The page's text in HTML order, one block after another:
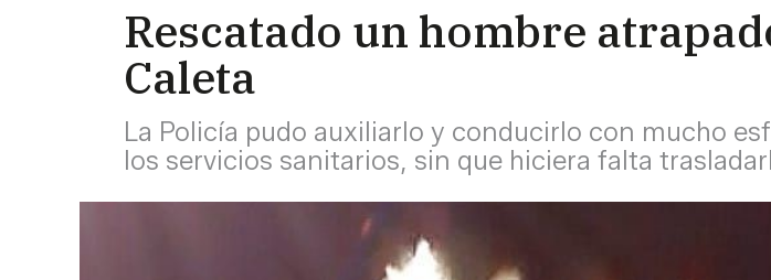
Rescatado un hombre
Caleta
La Policía pudo auxiliarlo y conducirlo con mucho
los servicios sanitarios, sin que hiciera falta